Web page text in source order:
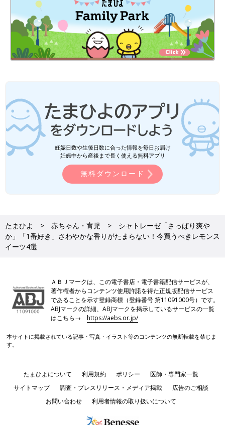
妊娠日数や生後日数に合った情報を毎日お届け
妊娠中から産後まで長く使える無料アプリ
無料ダウンロード
たまひよ 赤ちゃん・育児
シャトレーゼ「さっぱり爽や
か」「1番好き」さわやかな香りがたまらない！今買うべきレモンス
イーツ4選
ＡＢＪマークは、この電子書店・電子書籍配信サービスが、
著作権者からコンテンツ使用許諾を得た正規版配信サービス
であることを示す登録商標（登録番号 第11091000号）です。
ABJマークの詳細、ABJマークを掲示しているサービスの一覧
はこちら→https://aebs.or.jp/
本サイトに掲載されている記事・写真・イラスト等のコンテンツの無断転載を禁じま
す。
たまひよについて 利用規約 ポリシー
医師・専門家一覧
サイトマップ
調査・プレスリリース・メディア掲載
広告のご相談
お問い合わせ
利用者情報の取り扱いについて